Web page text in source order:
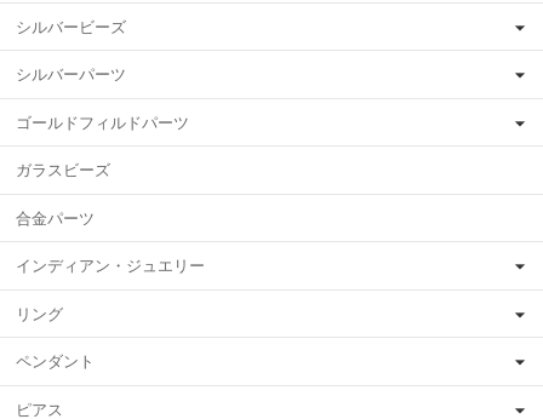
シルバービーズ
シルバーパーツ
ゴールドフィルドパーツ
ガラスビーズ
合金パーツ
インディアン・ジュエリー
リング
ペンダント
ピアス